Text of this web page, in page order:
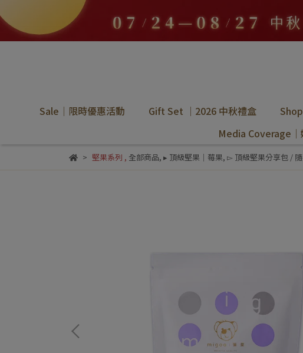
Sale｜限時優惠活動 Gift Set ｜2026 中秋禮盒
Media Coverage｜
堅果系列 , 全部商品, ▸ 頂級堅果｜莓果, ▻ 頂級堅果分享包 /